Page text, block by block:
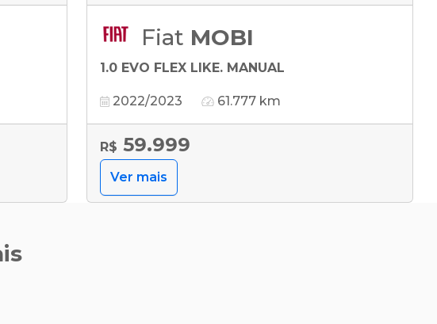
Fiat MOBI
1.0 EVO FLEX LIKE. MANUAL
2022/2023 61.777 km
R$ 59.999
Ver mais